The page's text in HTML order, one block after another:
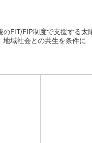
のFIT/FIP制度で支援する太
地域社会との共生を条件に